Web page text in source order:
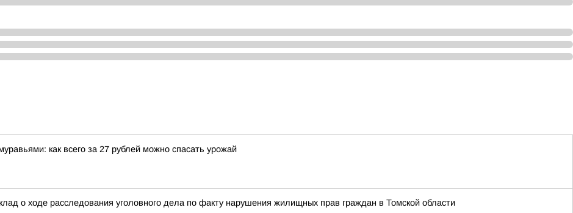
как всего за 27 рублей можно спасать урожай
о ходе расследования уголовного дела по факту нарушения жилищных прав граждан в Томской области